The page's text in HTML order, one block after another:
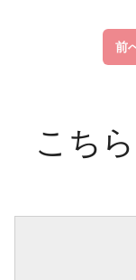
前
こち